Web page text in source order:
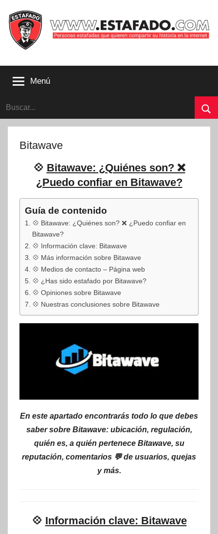
contenido
que
compartir
su
Estafado.com
Menú
Buscar:
Bitawave
💠 Bitawave: ¿Quiénes son? ❌
¿Puedo confiar en Bitawave?
Guía de contenido
💠 Bitawave: ¿Quiénes son? ❌ ¿Puedo confiar en
Bitawave?
💠 Información clave: Bitawave
💠 Más información sobre Bitawave
💠 Medios de contacto – Página web
💠 ¿Has sido estafado por Bitawave?
💠 Opiniones sobre Bitawave
💠 Nuestras conclusiones sobre Bitawave
En este apartado encontrarás todo lo que debes
saber sobre Bitawave: ubicación, regulación,
quién es, a quién pertenece Bitawave, su
reputación, comentarios 💬 de usuarios, quejas
y más.
💠 Información clave: Bitawave